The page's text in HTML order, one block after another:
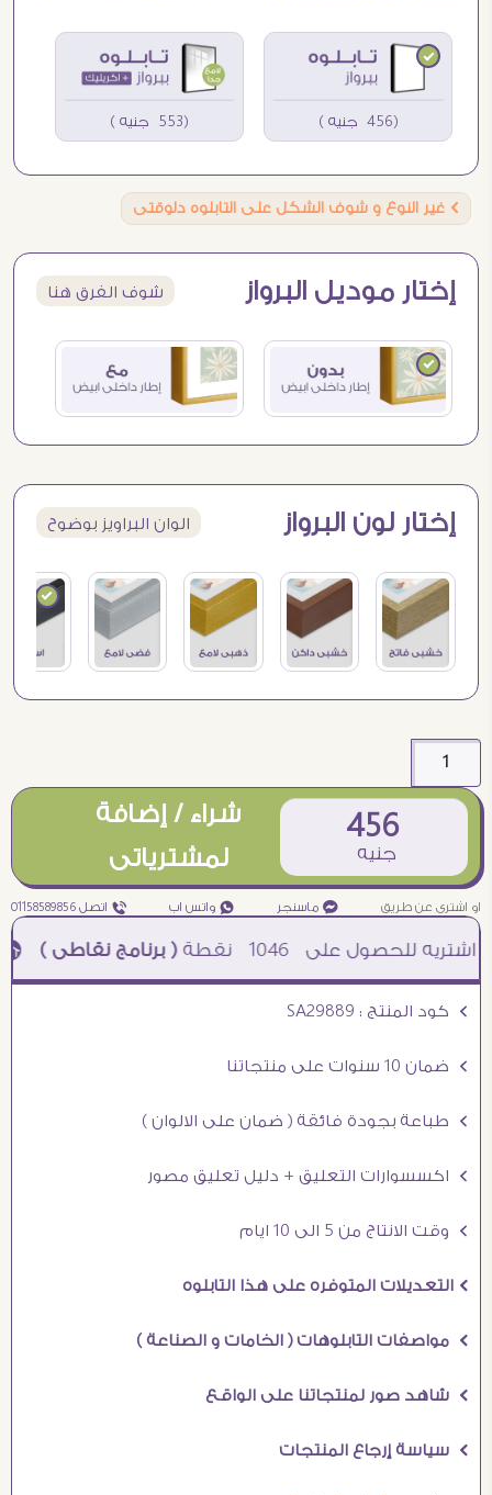
(456 جنيه ) (553 جنيه )
Ö غير النوع و شوف الشكل على التابلوه دلوقتى
إختار موديل البرواز شوف الفرق هنا
إختار لون البرواز الوان البراويز بوضوح
456
جنيه
شراء / إضافة
لمشترياتى
او اشترى عن طريق ¥ ماسنجر ₧ واتس اب ƒ اتصل 01158589856
1046 نقطة( برنامج نقاطى )à خصم 5% للعملاء الجدد à شحن مجانى عند الشراء ب 4000 جنيه à
Ö كود المنتج : SA29889
Ö ضمان 10 سنوات على منتجاتنا
Ö طباعة بجودة فائقة ( ضمان على الالوان )
Ö اكسسوارات التعليق + دليل تعليق مصور
Ö وقت الانتاج من 5 الى 10 ايام
Ö التعديلات المتوفره على هذا التابلوه
Ö مواصفات التابلوهات ( الخامات و الصناعة )
Ö شاهد صور لمنتجاتنا على الواقع
Ö سياسة إرجاع المنتجات